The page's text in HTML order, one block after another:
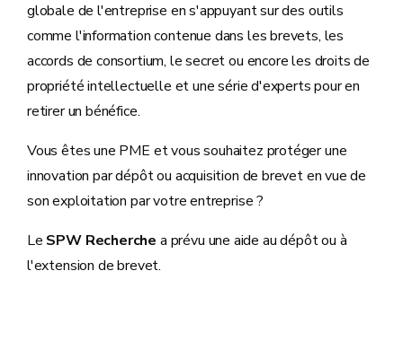
globale de l'entreprise en s'appuyant sur des outils
comme l'information contenue dans les brevets, les
accords de consortium, le secret ou encore les droits de
propriété intellectuelle et une série d'experts pour en
retirer un bénéfice.
Vous êtes une PME et vous souhaitez protéger une
innovation par dépôt ou acquisition de brevet en vue de
son exploitation par votre entreprise ?
Le SPW Recherche a prévu une aide au dépôt ou à
l'extension de brevet.